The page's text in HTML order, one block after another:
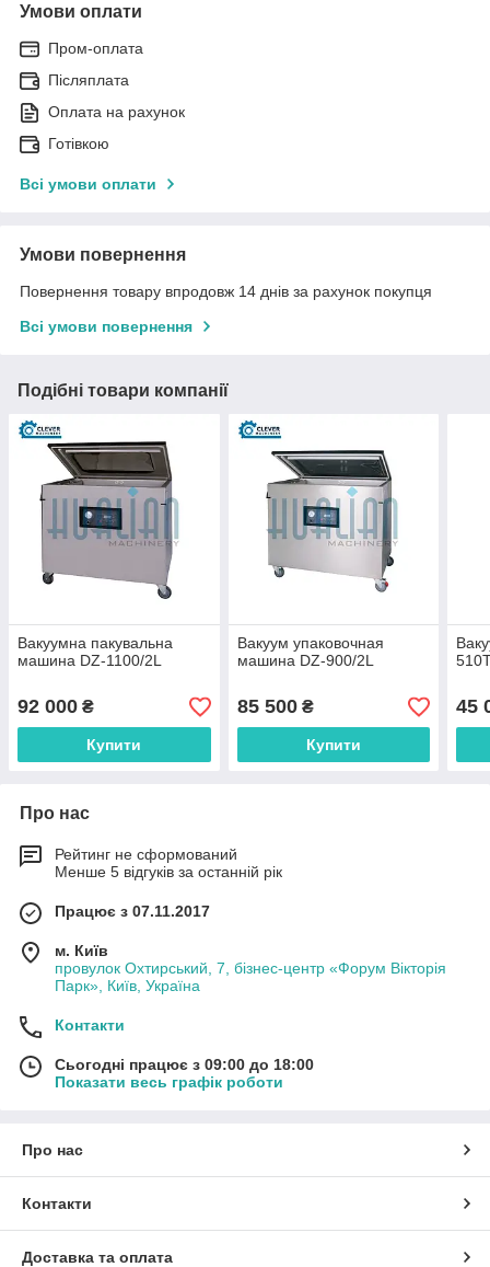
Умови оплати
Пром-оплата
Післяплата
Оплата на рахунок
Готівкою
Всі умови оплати
Умови повернення
Повернення товару впродовж 14 днів за рахунок покупця
Всі умови повернення
Подібні товари компанії
Вакуумна пакувальна
машина DZ-1100/2L
92 000 ₴
Купити
Вакуум упаковочная
машина DZ-900/2L
85 500₴
Купити
45
Про нас
Рейтинг не сформований
Менше 5 відгуків за останній рік
Працює з 07.11.2017
м. Київ
провулок Охтирський, 7, бізнес-центр «Форум Вікторія
Парк», Київ, Україна
Контакти
Сьогодні працює з 09:00 до 18:00
Показати весь графік роботи
Про нас
Контакти
Доставка та оплата